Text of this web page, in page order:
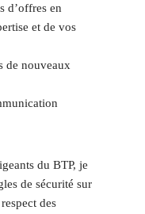
d’offres en
et de vos
de nouveaux
du BTP, je
de sécurité sur
des